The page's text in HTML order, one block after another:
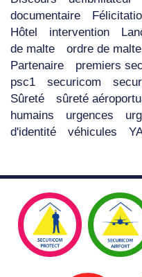
documentaire
Hôtel
intervention
de malte
ordre de
Partenaire
premiers
psc1
securicom
Sûreté
sûreté
humains
urgences
d'identité
véhicules